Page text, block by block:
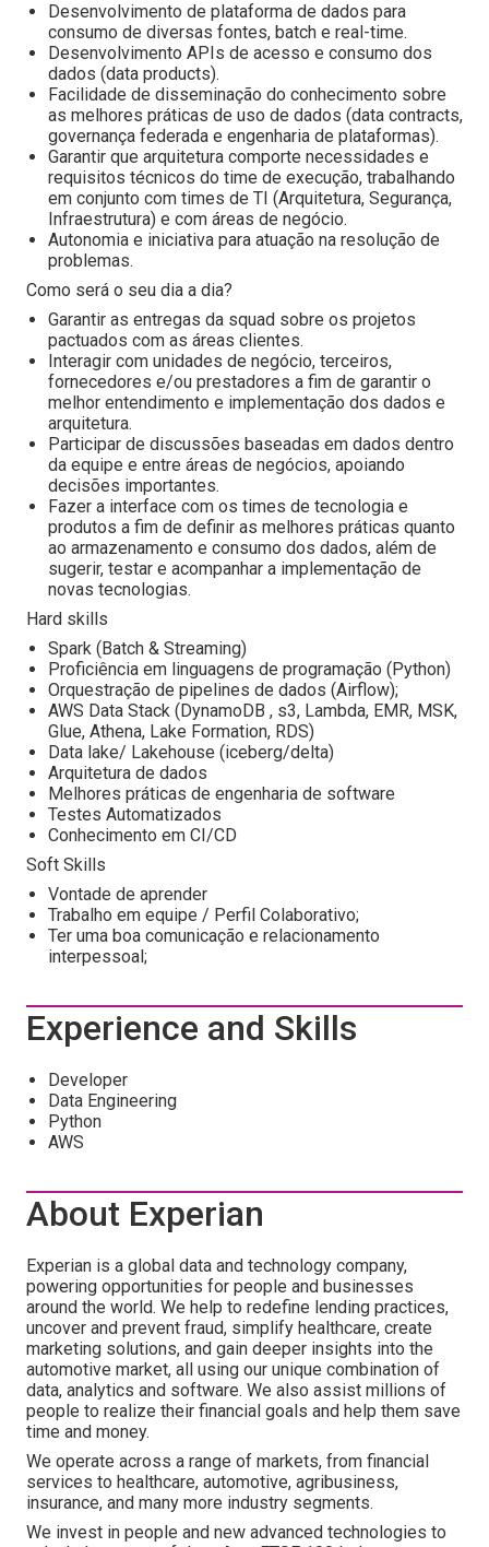
Desenvolvimento de plataforma de dados para
consumo de diversas fontes, batch e real-time.
Desenvolvimento APIs de acesso e consumo dos
dados (data products).
Facilidade de disseminação do conhecimento sobre
as melhores práticas de uso de dados (data contracts,
governança federada e engenharia de plataformas).
Garantir que arquitetura comporte necessidades e
requisitos técnicos do time de execução, trabalhando
em conjunto com times de TI (Arquitetura, Segurança,
Infraestrutura) e com áreas de negócio.
Autonomia e iniciativa para atuação na resolução de
problemas.
Como será o seu dia a dia?
Garantir as entregas da squad sobre os projetos
pactuados com as áreas clientes.
Interagir com unidades de negócio, terceiros,
fornecedores e/ou prestadores a fim de garantir o
melhor entendimento e implementação dos dados e
arquitetura.
Participar de discussões baseadas em dados dentro
da equipe e entre áreas de negócios, apoiando
decisões importantes.
Fazer a interface com os times de tecnologia e
produtos a fim de definir as melhores práticas quanto
ao armazenamento e consumo dos dados, além de
sugerir, testar e acompanhar a implementação de
novas tecnologias.
Hard skills
Spark (Batch & Streaming)
Proficiência em linguagens de programação (Python)
Orquestração de pipelines de dados (Airflow);
AWS Data Stack (DynamoDB , s3, Lambda, EMR, MSK,
Glue, Athena, Lake Formation, RDS)
Data lake/ Lakehouse (iceberg/delta)
Arquitetura de dados
Melhores práticas de engenharia de software
Testes Automatizados
Conhecimento em CI/CD
Soft Skills
Vontade de aprender
Trabalho em equipe / Perfil Colaborativo;
Ter uma boa comunicação e relacionamento
interpessoal;
Experience and Skills
Developer
Data Engineering
Python
AWS
About Experian
Experian is a global data and technology company,
powering opportunities for people and businesses
around the world. We help to redefine lending practices,
uncover and prevent fraud, simplify healthcare, create
marketing solutions, and gain deeper insights into the
automotive market, all using our unique combination of
data, analytics and software. We also assist millions of
people to realize their financial goals and help them save
time and money.
We operate across a range of markets, from financial
services to healthcare, automotive, agribusiness,
insurance, and many more industry segments.
We invest in people and new advanced technologies to